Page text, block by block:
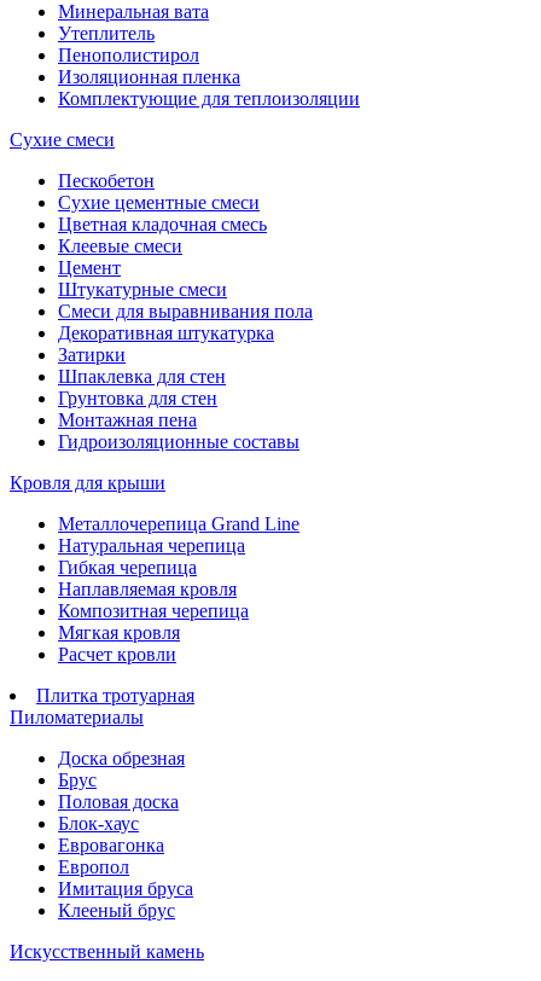
Минеральная вата
Утеплитель
Пенополистирол
Изоляционная пленка
Комплектующие для теплоизоляции
Сухие смеси
Пескобетон
Сухие цементные смеси
Цветная кладочная смесь
Клеевые смеси
Цемент
Штукатурные смеси
Смеси для выравнивания пола
Декоративная штукатурка
Затирки
Шпаклевка для стен
Грунтовка для стен
Монтажная пена
Гидроизоляционные составы
Кровля для крыши
Металлочерепица Grand Line
Натуральная черепица
Гибкая черепица
Наплавляемая кровля
Композитная черепица
Мягкая кровля
Расчет кровли
Плитка тротуарная
Пиломатериалы
Доска обрезная
Брус
Половая доска
Блок-хаус
Евровагонка
Европол
Имитация бруса
Клееный брус
Искусственный камень